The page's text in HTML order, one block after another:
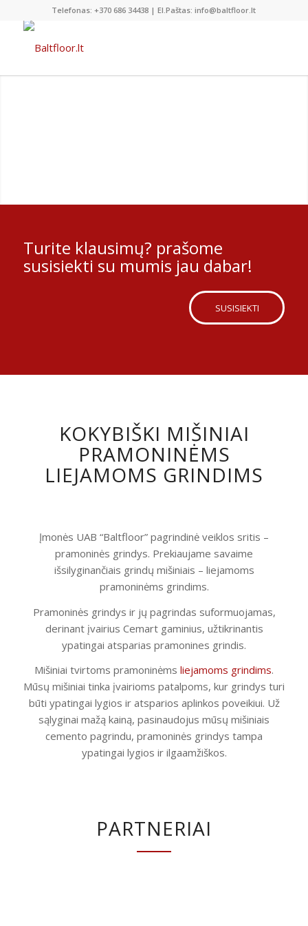
Telefonas: +370 686 34438 | El.Paštas: info@baltfloor.lt
intensyvaus pramoninio naudojimo, taip pat išošiniam
Turite klausimų? prašome
susisiekti su mumis jau dabar!
SUSISIEKTI
KOKYBIŠKI MIŠINIAI
PRAMONINĖMS
LIEJAMOMS GRINDIMS
Įmonės UAB “Baltfloor” pagrindinė veiklos sritis –
pramoninės grindys. Prekiaujame savaime
išsilyginančiais grindų mišiniais – liejamoms
pramoninėms grindims.
Pramoninės grindys ir jų pagrindas suformuojamas,
derinant įvairius Cemart gaminius, užtikrinantis
ypatingai atsparias pramonines grindis.
Mišiniai tvirtoms pramoninėms liejamoms grindims.
Mūsų mišiniai tinka įvairioms patalpoms, kur grindys turi
būti ypatingai lygios ir atsparios aplinkos poveikiui. Už
sąlyginai mažą kainą, pasinaudojus mūsų mišiniais
cemento pagrindu, pramoninės grindys tampa
ypatingai lygios ir ilgaamžiškos.
PARTNERIAI